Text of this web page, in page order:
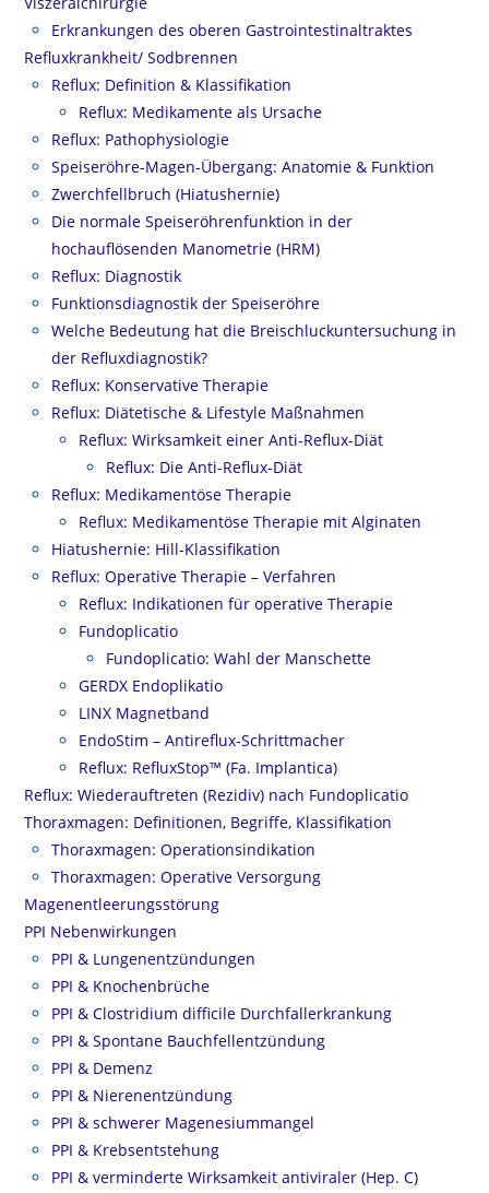
Erkrankungen des oberen Gastrointestinaltraktes
Refluxkrankheit/ Sodbrennen
Reflux: Definition & Klassifikation
Reflux: Medikamente als Ursache
Reflux: Pathophysiologie
Speiseröhre-Magen-Übergang: Anatomie & Funktion
Zwerchfellbruch (Hiatushernie)
Die normale Speiseröhrenfunktion in der
hochauflösenden Manometrie (HRM)
Reflux: Diagnostik
Funktionsdiagnostik der Speiseröhre
Welche Bedeutung hat die Breischluckuntersuchung in
der Refluxdiagnostik?
Reflux: Konservative Therapie
Reflux: Diätetische & Lifestyle Maßnahmen
Reflux: Wirksamkeit einer Anti-Reflux-Diät
Reflux: Die Anti-Reflux-Diät
Reflux: Medikamentöse Therapie
Reflux: Medikamentöse Therapie mit Alginaten
Hiatushernie: Hill-Klassifikation
Reflux: Operative Therapie – Verfahren
Reflux: Indikationen für operative Therapie
Fundoplicatio
Fundoplicatio: Wahl der Manschette
GERDX Endoplikatio
LINX Magnetband
EndoStim – Antireflux-Schrittmacher
Reflux: RefluxStop™ (Fa. Implantica)
Reflux: Wiederauftreten (Rezidiv) nach Fundoplicatio
Thoraxmagen: Definitionen, Begriffe, Klassifikation
Thoraxmagen: Operationsindikation
Thoraxmagen: Operative Versorgung
Magenentleerungsstörung
PPI Nebenwirkungen
PPI & Lungenentzündungen
PPI & Knochenbrüche
PPI & Clostridium difficile Durchfallerkrankung
PPI & Spontane Bauchfellentzündung
PPI & Demenz
PPI & Nierenentzündung
PPI & schwerer Magenesiummangel
PPI & Krebsentstehung
PPI & verminderte Wirksamkeit antiviraler (Hep. C)